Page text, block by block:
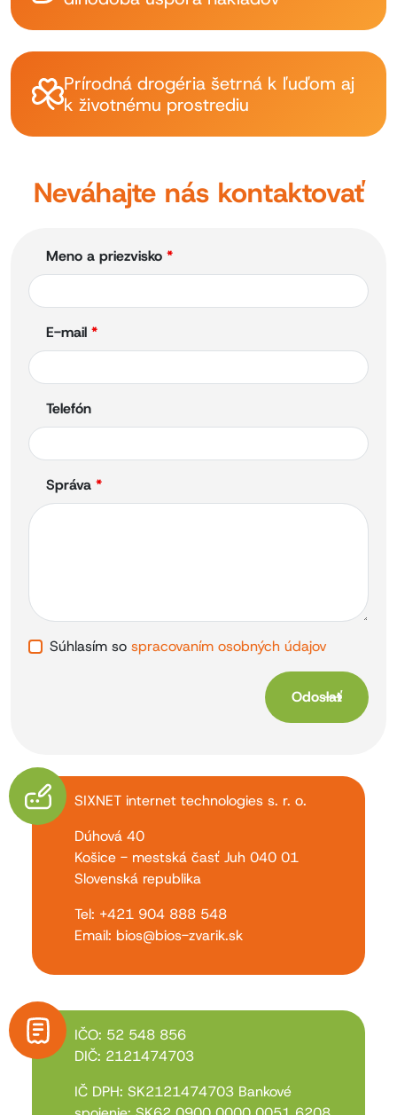
Prírodná drogéria šetrná k ľuďom aj
k životnému prostrediu
Neváhajte nás kontaktovať
Meno a priezvisko *
E-mail *
Telefón
Správa *
Súhlasím so spracovaním osobných údajov
Odoslať
SIXNET internet technologies s. r. o.
Dúhová 40
Košice - mestská časť Juh 040 01
Slovenská republika
Tel: +421 904 888 548
Email: bios@bios-zvarik.sk
IČO: 52 548 856
DIČ: 2121474703
IČ DPH: SK2121474703 Bankové